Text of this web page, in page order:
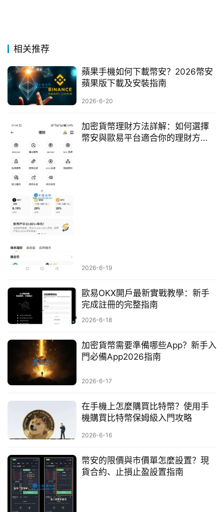
相关推荐
蘋果手機如何下載幣安？2026幣安
蘋果版下載及安裝指南
2026-6-20
加密貨幣理財方法詳解：如何選擇
幣安與歐易平台適合你的理財方
2026-6-19
歐易OKX開戶最新實戰教學：新手
完成註冊的完整指南
2026-6-18
加密貨幣需要準備哪些App？新手入
門必備App2026指南
2026-6-17
在手機上怎麼購買比特幣？使用手
機購買比特幣保姆級入門攻略
2026-6-16
幣安的限價與市價單怎麼設置？現
貨合約、止損止盈設置指南